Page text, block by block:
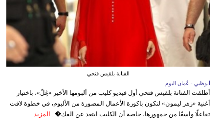
الفنانة بلقيس فتحي
أبوظبي - عُمان اليوم
أطلقت الفنانة بلقيس فتحي أول فيديو كليب من ألبومها الأخير «غِلّ»، باختيار
أغنية «زهر ليمون» لتكون باكورة الأعمال المصورة من الألبوم، في خطوة لاقت
تفاعلًا واسعًا من جمهورها، خاصة أن الكليب ابتعد عن الفك�... المزيد